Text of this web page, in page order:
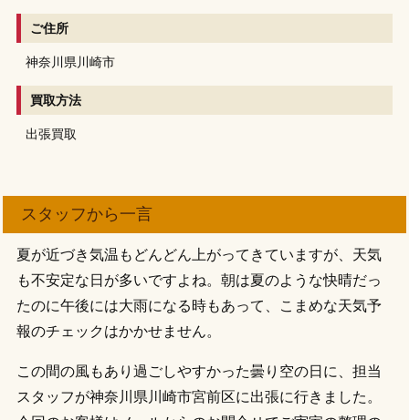
ご住所
神奈川県川崎市
買取方法
出張買取
スタッフから一言
夏が近づき気温もどんどん上がってきていますが、天気
も不安定な日が多いですよね。朝は夏のような快晴だっ
たのに午後には大雨になる時もあって、こまめな天気予
報のチェックはかかせません。
この間の風もあり過ごしやすかった曇り空の日に、担当
スタッフが神奈川県川崎市宮前区に出張に行きました。